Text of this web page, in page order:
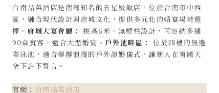
台南晶英酒店是南部知名的五星級飯店，位於台南市中西
區，融合現代設計與府城文化，提供多元化的婚宴場地選
擇。 府城大宴會廳： 挑高6米、無樑柱設計，可容納多達
90桌賓客，適合大型婚宴。 戶外池畔區： 位於四樓的無邊
際泳池，適合舉辦浪漫的戶外證婚儀式，讓新人在南國天
空下許下誓言。
官網： 台南晶英酒店